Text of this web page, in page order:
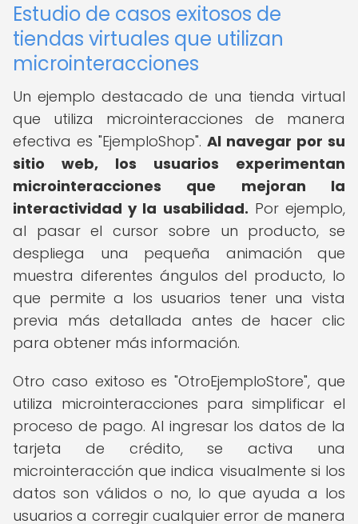
Estudio de casos exitosos de
tiendas virtuales que utilizan
microinteracciones
Un ejemplo destacado de una tienda virtual
que utiliza microinteracciones de manera
efectiva es "EjemploShop". Al navegar por su
sitio web, los usuarios experimentan
microinteracciones que mejoran la
interactividad y la usabilidad. Por ejemplo,
al pasar el cursor sobre un producto, se
despliega una pequeña animación que
muestra diferentes ángulos del producto, lo
que permite a los usuarios tener una vista
previa más detallada antes de hacer clic
para obtener más información.
Otro caso exitoso es "OtroEjemploStore", que
utiliza microinteracciones para simplificar el
proceso de pago. Al ingresar los datos de la
tarjeta de crédito, se activa una
microinteracción que indica visualmente si los
datos son válidos o no, lo que ayuda a los
usuarios a corregir cualquier error de manera